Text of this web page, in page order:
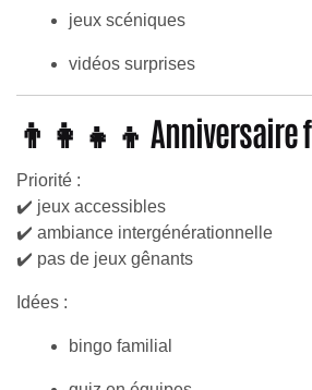
jeux scéniques
vidéos surprises
👨‍👩‍👧‍👦 Anniversaire
Priorité :
✔️ jeux accessibles
✔️ ambiance intergénérationnelle
✔️ pas de jeux gênants
Idées :
bingo familial